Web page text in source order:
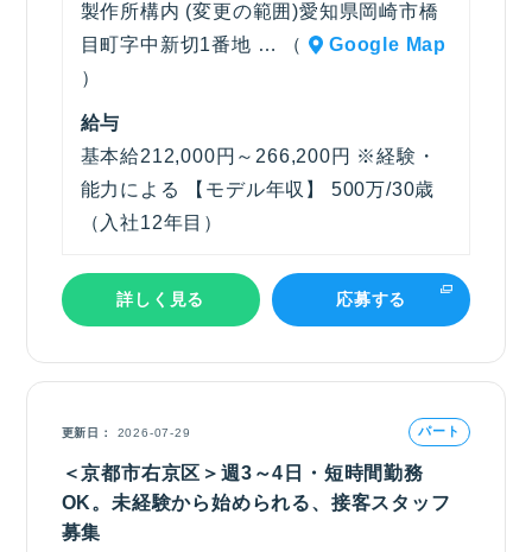
製作所構内 (変更の範囲)愛知県岡崎市橋
目町字中新切1番地 … （
Google Map
）
給与
基本給212,000円～266,200円 ※経験・
能力による 【モデル年収】 500万/30歳
（入社12年目）
詳しく見る 応募する
更新日 2026-07-29 パート
＜京都市右京区＞週3～4日・短時間勤務
OK。未経験から始められる、接客スタッフ
募集